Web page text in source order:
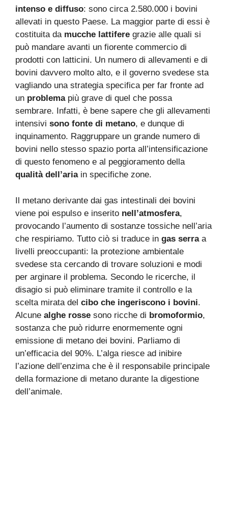
intenso e diffuso: sono circa 2.580.000 i bovini
allevati in questo Paese. La maggior parte di essi è
costituita da mucche lattifere grazie alle quali si
può mandare avanti un fiorente commercio di
prodotti con latticini. Un numero di allevamenti e di
bovini davvero molto alto, e il governo svedese sta
vagliando una strategia specifica per far fronte ad
un problemapiù grave di quel che possa
sembrare. Infatti, è bene sapere che gli allevamenti
intensivi sono fonte di metano, e dunque di
inquinamento. Raggruppare un grande numero di
bovini nello stesso spazio porta all’intensificazione
di questo fenomeno e al peggioramento della
qualità dell’ariain specifiche zone.
Il metano derivante dai gas intestinali dei bovini
viene poi espulso e inserito nell’atmosfera,
provocando l’aumento di sostanze tossiche nell’aria
che respiriamo. Tutto ciò si traduce in gas serraa
livelli preoccupanti: la protezione ambientale
svedese sta cercando di trovare soluzioni e modi
per arginare il problema. Secondo le ricerche, il
disagio si può eliminare tramite il controllo e la
scelta mirata del cibo che ingeriscono i bovini.
Alcune alghe rosse sono ricche di bromoformio,
sostanza che può ridurre enormemente ogni
emissione di metano dei bovini. Parliamo di
un’efficacia del 90%. L’alga riesce ad inibire
l’azione dell’enzima che è il responsabile principale
della formazione di metano durante la digestione
dell’animale.